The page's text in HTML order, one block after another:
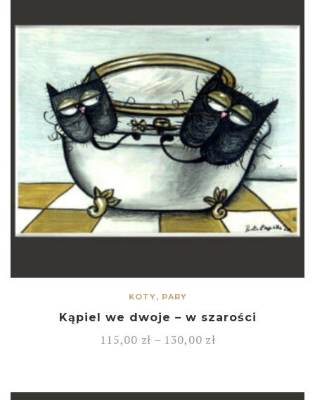
KOTY, PARY
Kąpiel we dwoje – w szarości
115,00 zł – 130,00 zł